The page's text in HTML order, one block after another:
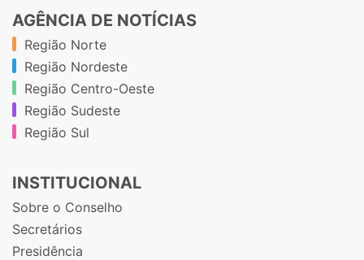
AGÊNCIA DE NOTÍCIAS
Região Norte
Região Nordeste
Região Centro-Oeste
Região Sudeste
Região Sul
INSTITUCIONAL
Sobre o Conselho
Secretários
Presidência